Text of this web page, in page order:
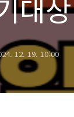
대
12. 19. 10:00